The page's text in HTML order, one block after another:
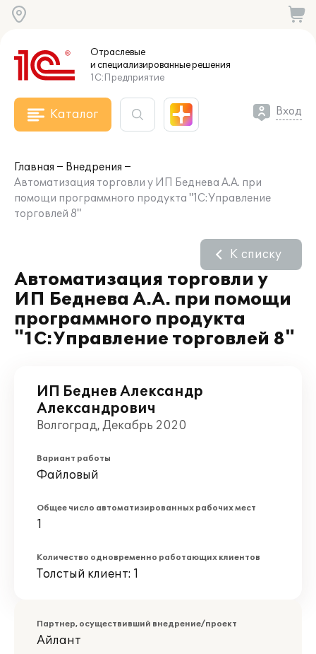
Отраслевые
и специализированныерешения
1С:Предприятие
Каталог Вход
Главная
Внедрения
Автоматизация торговли у ИП Беднева А.А. при
помощи программного продукта "1С:Управление
торговлей 8"
Автоматизация торговли у
ИП Беднева А.А. при помощи
программного продукта
"1С:Управление торговлей 8"
К списку
ИП Беднев Александр
Александрович
Волгоград, Декабрь 2020
Вариант работы
Файловый
Общее число автоматизированных рабочих мест
1
Количество одновременно работающих клиентов
Толстый клиент: 1
Партнер, осуществивший внедрение/проект
Айлант